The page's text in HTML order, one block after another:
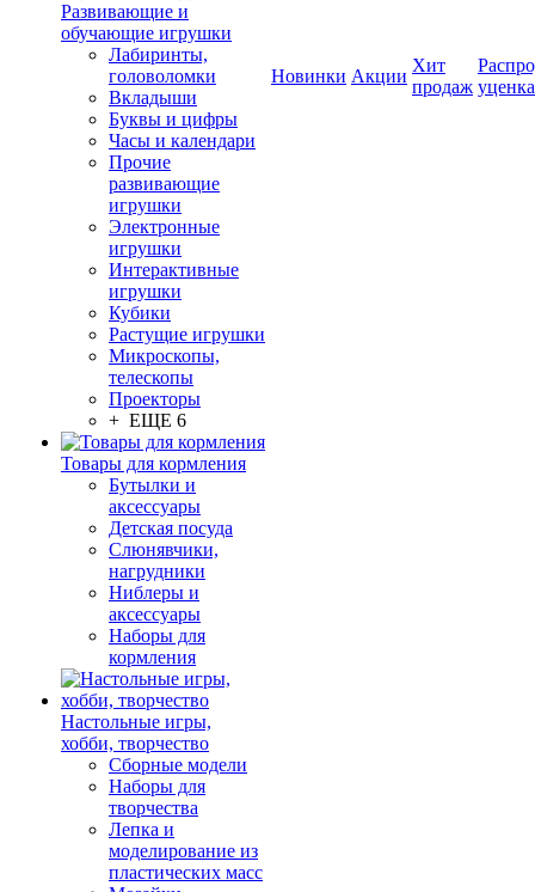
Развивающие и
обучающие игрушки
Лабиринты,
головоломки
Вкладыши
Буквы и цифры
Часы и календари
Прочие
развивающие
игрушки
Электронные
игрушки
Интерактивные
игрушки
Кубики
Растущие игрушки
Микроскопы,
телескопы
Проекторы
+ ЕЩЕ 6
Товары для кормления
Бутылки и
аксессуары
Детская посуда
Слюнявчики,
нагрудники
Ниблеры и
аксессуары
Наборы для
кормления
Настольные игры,
хобби, творчество
Сборные модели
Наборы для
творчества
Лепка и
моделирование из
пластических масс
Новинки Акции
Хит
продаж уценка